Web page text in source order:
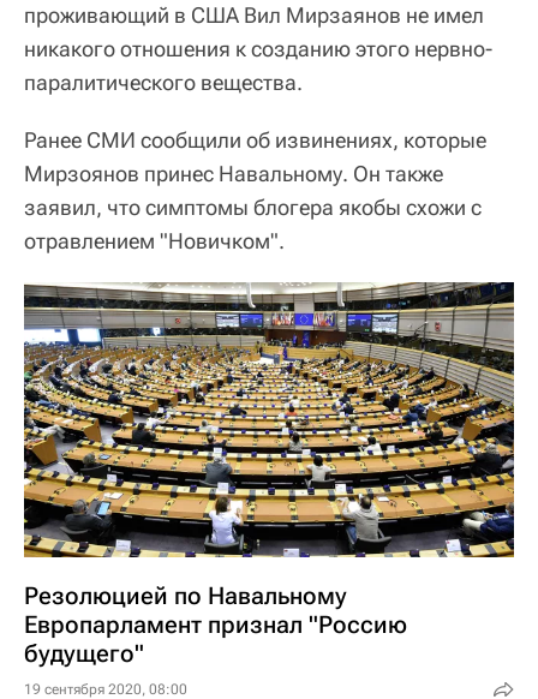
проживающий в США Вил Мирзаянов не имел
никакого отношения к созданию этого нервно-
паралитического вещества.
Ранее СМИ сообщили об извинениях, которые
Мирзоянов принес Навальному. Он также
заявил, что симптомы блогера якобы схожи с
отравлением "Новичком".
Резолюцией по Навальному
Европарламент признал "Россию
будущего"
19 сентября 2020, 08:00